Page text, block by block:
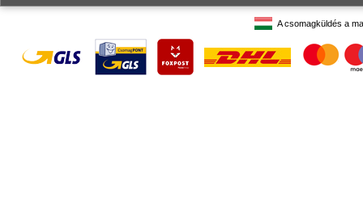
A csomagküldés a